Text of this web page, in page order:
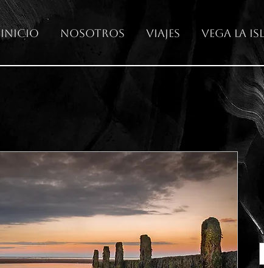
Inicio Nosotros Viajes Vega La